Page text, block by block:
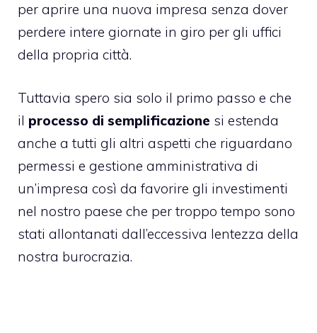
per aprire una nuova impresa senza dover
perdere intere giornate in giro per gli uffici
della propria città.
Tuttavia spero sia solo il primo passo e che
il processo di semplificazione si estenda
anche a tutti gli altri aspetti che riguardano
permessi e gestione amministrativa di
un’impresa così da favorire gli investimenti
nel nostro paese che per troppo tempo sono
stati allontanati dall’eccessiva lentezza della
nostra burocrazia.